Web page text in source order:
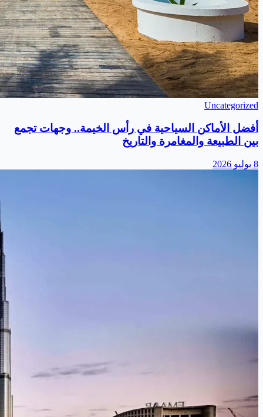
Uncategorized
أفضل الأماكن السياحية في رأس الخيمة.. وجهات تجمع
بين الطبيعة والمغامرة والتاريخ
8 يوليو 2026